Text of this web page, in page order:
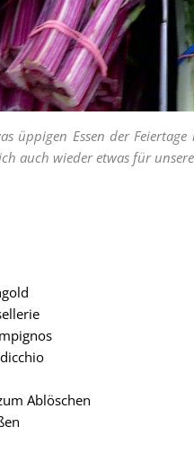
üppigen Essen der
auch wieder etwas für
Ablöschen